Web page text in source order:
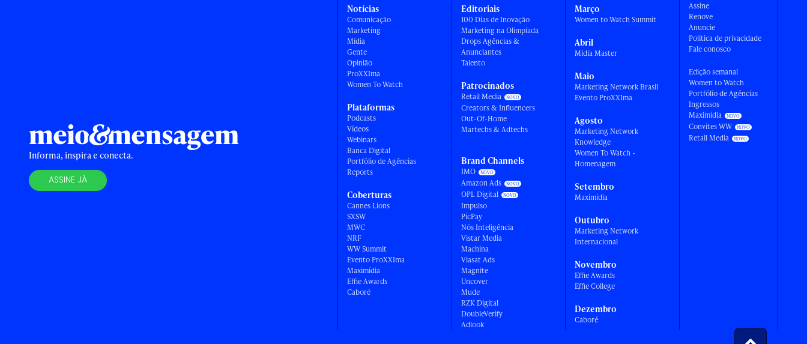
Informa, inspira e conecta.
ASSINE JÁ
Notícias
Comunicação
Marketing
Mídia
Gente
Opinião
ProXXIma
Women To Watch
Plataformas
Podcasts
Vídeos
Webinars
Banca Digital
Portfólio de Agências
Reports
Coberturas
Cannes Lions
SXSW
MWC
NRF
WW Summit
Evento ProXXIma
Maximídia
Effie Awards
Caboré
Editoriais
100 Dias de Inovação
Marketing na Olimpíada
Drops Agências &
Anunciantes
Talento
Patrocinados
Retail Media
Creators & Influencers
Out-Of-Home
Martechs & Adtechs
Brand Channels
IMO
Amazon Ads
OPL Digital
Impulso
PicPay
Nós Inteligência
Vistar Media
Machina
Viasat Ads
Magnite
Uncover
Mude
RZK Digital
DoubleVerify
Adlook
Março
Women to Watch Summit
Abril
Mídia Master
Maio
Marketing Network Brasil
Evento ProXXIma
Agosto
Marketing Network
Knowledge
Women To Watch -
Homenagem
Setembro
Maximídia
Outubro
Marketing Network
Internacional
Novembro
Effie Awards
Effie College
Dezembro
Caboré
Assine
Renove
Anuncie
Política de privacidade
Fale conosco
Edição semanal
Women to Watch
Portfólio de Agências
Ingressos
Maximídia
Convites WW
Retail Media